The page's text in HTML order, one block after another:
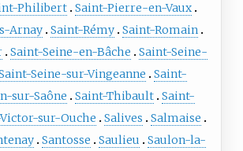
Philibert Saint-Pierre-en-Vaux
Arnay Saint-Rémy Saint-Romain
Saint-Seine-en-Bâche
Saint-Seine-
Seine-sur-Vingeanne
Saint-
sur-Saône
Saint-Thibault Saint-
sur-Ouche Salives
Salmaise
Santosse Saulieu
Saulon-la-